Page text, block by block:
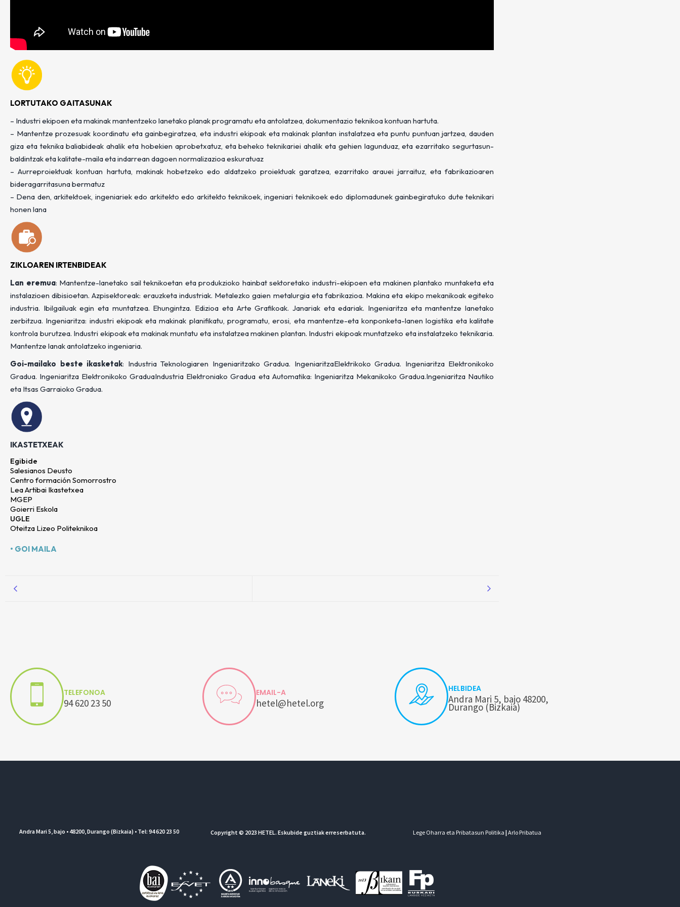
LORTUTAKO GAITASUNAK
– Industri ekipoen eta makinak mantentzeko lanetako planak programatu eta antolatzea, dokumentazio teknikoa kontuan hartuta.
– Mantentze prozesuak koordinatu eta gainbegiratzea, eta industri ekipoak eta makinak plantan instalatzea eta puntu puntuan jartzea, dauden
giza eta teknika baliabideak ahalik eta hobekien aprobetxatuz, eta beheko teknikariei ahalik eta gehien lagunduaz, eta ezarritako segurtasun-
baldintzak eta kalitate-maila eta indarrean dagoen normalizazioa eskuratuaz
– Aurreproiektuak kontuan hartuta, makinak hobetzeko edo aldatzeko proiektuak garatzea, ezarritako arauei jarraituz, eta fabrikazioaren
bideragarritasuna bermatuz
– Dena den, arkitektoek, ingeniariek edo arkitekto edo arkitekto teknikoek, ingeniari teknikoek edo diplomadunek gainbegiratuko dute teknikari
honen lana
ZIKLOAREN IRTENBIDEAK
Lan eremua: Mantentze-lanetako sail teknikoetan eta produkzioko hainbat sektoretako industri-ekipoen eta makinen plantako muntaketa eta
instalazioen dibisioetan. Azpisektoreak: erauzketa industriak. Metalezko gaien metalurgia eta fabrikazioa. Makina eta ekipo mekanikoak egiteko
industria. Ibilgailuak egin eta muntatzea. Ehungintza. Edizioa eta Arte Grafikoak. Janariak eta edariak. Ingeniaritza eta mantentze lanetako
zerbitzua. Ingeniaritza: industri ekipoak eta makinak planifikatu, programatu, erosi, eta mantentze-eta konponketa-lanen logistika eta kalitate
kontrola burutzea. Industri ekipoak eta makinak muntatu eta instalatzea makinen plantan. Industri ekipoak muntatzeko eta instalatzeko teknikaria.
Mantentze lanak antolatzeko ingeniaria.
Goi-mailako beste ikasketak: Industria Teknologiaren Ingeniaritzako Gradua. IngeniaritzaElektrikoko Gradua. Ingeniaritza Elektronikoko
Gradua. Ingeniaritza Elektronikoko GraduaIndustria Elektroniako Gradua eta Automatika: Ingeniaritza Mekanikoko Gradua.Ingeniaritza Nautiko
eta Itsas Garraioko Gradua.
IKASTETXEAK
Egibide
Salesianos Deusto
Centro formación Somorrostro
Lea Artibai Ikastetxea
MGEP
Goierri Eskola
UGLE
Oteitza Lizeo Politeknikoa
• GOI MAILA
TELEFONOA
94 620 23 50
EMAIL-A
hetel@hetel.org
HELBIDEA
Andra Mari 5, bajo 48200,
Durango (Bizkaia)
Andra Mari 5, bajo • 48200, Durango (Bizkaia) • Tel: 94 620 23 50 Copyright © 2023 HETEL. Eskubide guztiak erreserbatuta. Lege Oharra eta Pribatasun Politika |Arlo Pribatua